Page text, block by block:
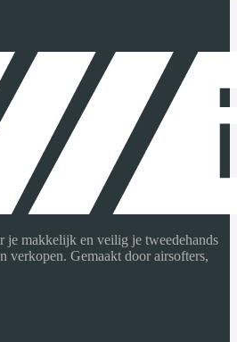
je makkelijk en veilig je tweedehands
verkopen. Gemaakt door airsofters,